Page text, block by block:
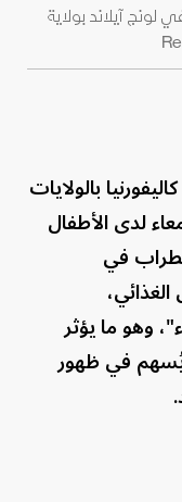
لونج آيلاند بولاية
بالولايات
لدى الأطفال
في
وهو ما يؤثر
ويُسهم في ظهور